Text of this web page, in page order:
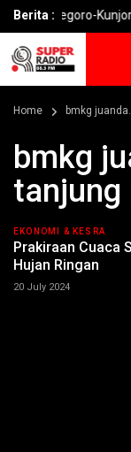
Berita :Kunjorowesi
Home bmkg
bmkg
tanjung
EKONOMI & KESRA
Prakiraan Cuaca
Hujan Ringan
20 July 2024